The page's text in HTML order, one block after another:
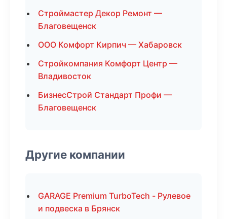
Строймастер Декор Ремонт —
Благовещенск
ООО Комфорт Кирпич — Хабаровск
Стройкомпания Комфорт Центр —
Владивосток
БизнесСтрой Стандарт Профи —
Благовещенск
Другие компании
GARAGE Premium TurboTech - Рулевое
и подвеска в Брянск